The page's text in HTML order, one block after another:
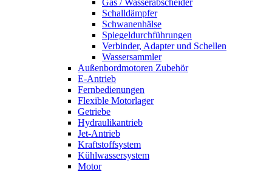
Gas / Wasserabscheider
Schalldämpfer
Schwanenhälse
Spiegeldurchführungen
Verbinder, Adapter und Schellen
Wassersammler
Außenbordmotoren Zubehör
E-Antrieb
Fernbedienungen
Flexible Motorlager
Getriebe
Hydraulikantrieb
Jet-Antrieb
Kraftstoffsystem
Kühlwassersystem
Motor